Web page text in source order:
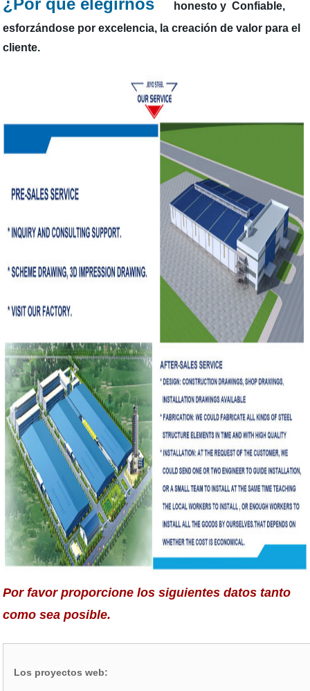
¿Por qué elegirnos
honesto y Confiable,
esforzándose por excelencia, la creación de valor para el
cliente.
Por favor proporcione los siguientes datos tanto
como sea posible.
Los proyectos web: